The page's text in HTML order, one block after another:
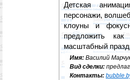
Детская
персонажи,
клоуны и
предложить
масштабный
Имя: Василий
Вид сделки:
Контакты: